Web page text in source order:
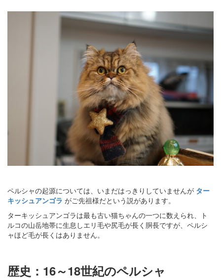
ペルシャの起源については、いまだはっきりしていませんが ター
キッシュアンゴラ がご先祖様だという説があります。
ターキッシュアンゴラは最も古い猫ちゃんの一つに数えられ、ト
ルコの山岳地帯に生息しエリ毛や尻毛が長く胴長ですが、ペルシ
ャほど毛が長くはありません。
歴史：16～18世紀のペルシャ